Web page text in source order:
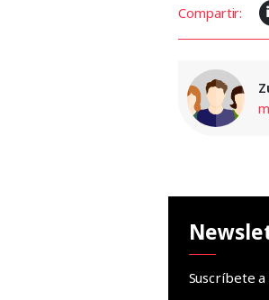
Compartir:
Suscríbete